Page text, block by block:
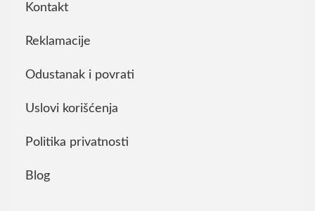
Kontakt
Reklamacije
Odustanak i povrati
Uslovi korišćenja
Politika privatnosti
Blog